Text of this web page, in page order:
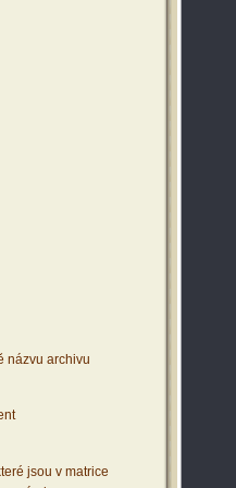
názvu archivu
jsou v matrice